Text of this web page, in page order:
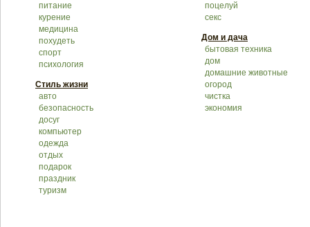
питание
курение
медицина
похудеть
спорт
психология
Стиль жизни
авто
безопасность
досуг
компьютер
одежда
отдых
подарок
праздник
туризм
поцелуй
секс
Дом и дача
бытовая техника
дом
домашние животные
огород
чистка
экономия